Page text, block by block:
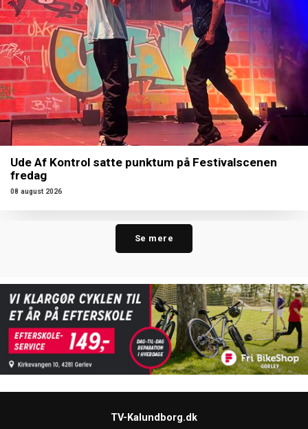
Ude Af Kontrol satte punktum på Festivalscenen
fredag
08 august 2026
Se mere
TV-Kalundborg.dk